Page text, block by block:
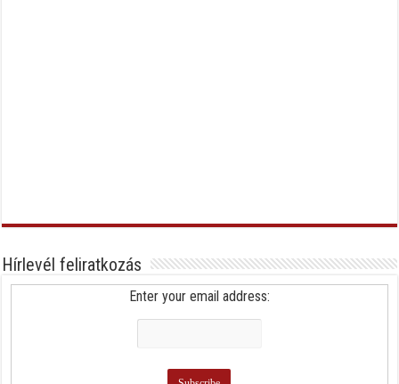
Hírlevél feliratkozás
Enter your email address: